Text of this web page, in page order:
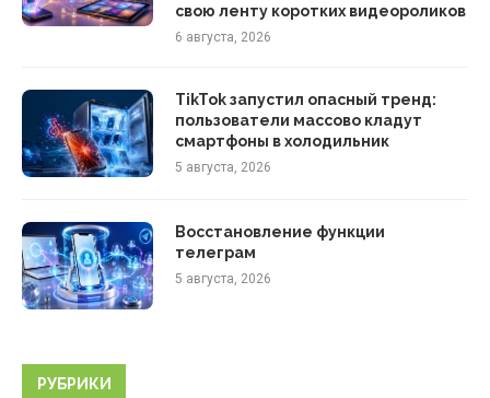
свою ленту коротких видеороликов
6 августа, 2026
TikTok запустил опасный тренд:
пользователи массово кладут
смартфоны в холодильник
5 августа, 2026
Восстановление функции
телеграм
5 августа, 2026
РУБРИКИ